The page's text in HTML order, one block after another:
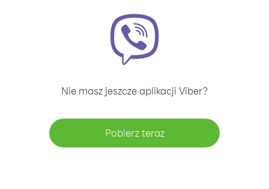
Nie masz jeszcze aplikacji Viber?
Pobierz teraz